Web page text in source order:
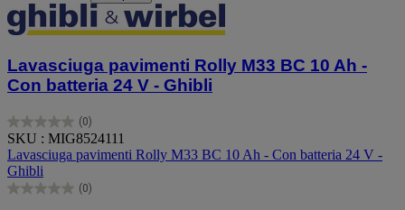
Lavasciuga pavimenti Rolly M33 BC 10 Ah -
Con batteria 24 V - Ghibli
(0)
0.0
su
5
stelle.
SKU : MIG8524111
Lavasciuga pavimenti Rolly M33 BC 10 Ah - Con batteria 24 V -
Ghibli
(0)
0.0